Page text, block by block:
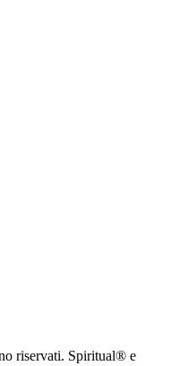
riservati. Spiritual® e